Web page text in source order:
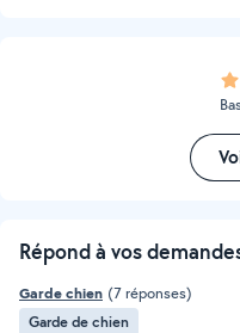
Répond à vos
Garde chien (7 réponses)
Garde de chien